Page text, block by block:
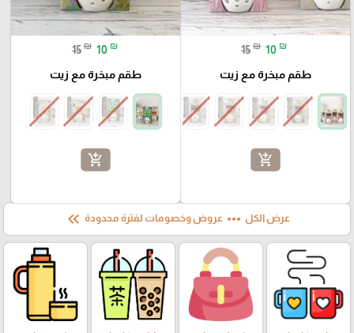
15 ₪ 10 ₪
طقم مبخرة مع زيت
add_shopping_cart
15 ₪ 10 ₪
طقم مبخرة مع زيت
add_shopping_cart
عرض الكل more_horiz عروض وخصومات لفترة محدودة keyboard_double_arrow_left